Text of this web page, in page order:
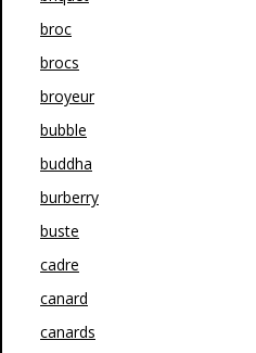
broc
brocs
broyeur
bubble
buddha
burberry
buste
cadre
canard
canards